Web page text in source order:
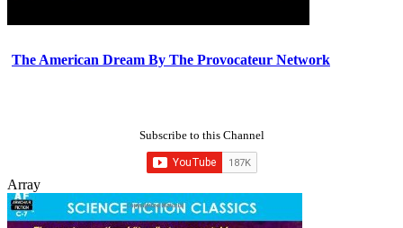
The American Dream By The Provocateur Network
Subscribe to this Channel
Array